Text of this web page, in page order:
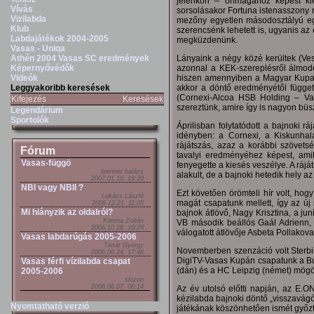
Vívás
Vizilabda
Klub
Labdajátékok 2004-2005
Vasas - Uniqa
Athén 2004 Vasas SC eredmények
Képernyővédők
Videók
Leggyakoribb keresések
Kifejezés
Keresések
Legendárium
Sportolók
Fórum
Vasas-függö
brenner balázs
2007.01.10. 19:39
NBI vagy NBII ?
Lukács László
2006.12.21. 11:05
Mi hiányzik az oldalról?
Katona Zoltán
2006.10.28. 19:29
Vasas labdarúgás 2005-2006
Timár György
2006.06.24. 17:48
Vasas férfi vízilabda csapat
2005-2006
skizoo
2006.06.07. 00:14
Nyomtatható verzió
sorsolásakor Fortuna istenasszony
mezőny egyetlen másodosztályú
szerencsénk lehetett is, ugyanis
megküzdenünk.
Lányaink a négy közé kerültek
azonnal a KEK-szereplésről
hiszen amennyiben a Magyar
akkor a döntő eredményétől
(Cornexi-Alcoa HSB Holding –
szereztünk, amire így is nagyon
Áprilisban folytatódott a bajnoki
idényben: a Cornexi, a
rájátszás, azaz a korábbi
tavalyi eredményéhez képest,
fenyegette a kiesés veszélye. A
alakult, de a bajnoki hetedik hely
Ezt követően örömteli hír volt,
magát csapatunk mellett, így az
bajnok átlövő, Nagy Krisztina, a
VB második beállós Gaál
válogatott átlövője Asbeta
Novemberben szenzáció volt
DigiTV-Vasas Kupán csapatunk a
(dán) és a HC Leipzig (német)
Az év utolsó előtti napján, az
kézilabda bajnoki döntő
játékának köszönhetően ismét